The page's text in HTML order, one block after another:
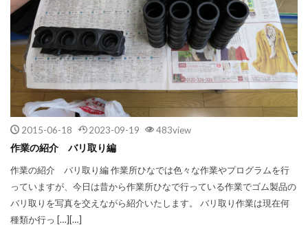
2015-06-18 2023-09-19 483view
作業の紹介 バリ取り編
作業の紹介 バリ取り編 作業所ひなでは色々な作業やプログラムを行
っていますが、今日は昔から作業所ひなで行っている作業でゴム製品の
バリ取りを写真を交えながら紹介いたします。 バリ取り作業は現在何
種類か行っ […][…]